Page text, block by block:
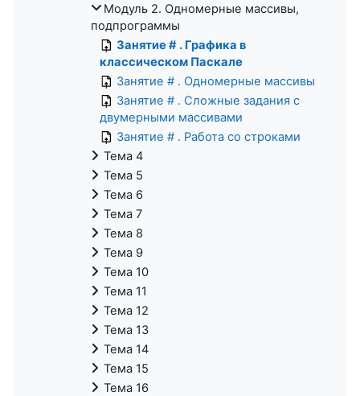
Модуль 2. Одномерные массивы,
подпрограммы
Занятие # . Графика в
классическом Паскале
Занятие # . Одномерные массивы
Занятие # . Сложные задания с
двумерными массивами
Занятие # . Работа со строками
Тема 4
Тема 5
Тема 6
Тема 7
Тема 8
Тема 9
Тема 10
Тема 11
Тема 12
Тема 13
Тема 14
Тема 15
Тема 16